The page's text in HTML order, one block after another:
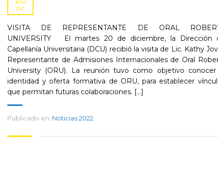
DIC
VISITA DE REPRESENTANTE DE ORAL
UNIVERSITY El martes 20 de diciembre, la Dirección
Capellanía Universitaria (DCU) recibió la visita de Lic. Kathy
Representante de Admisiones Internacionales de Oral
University (ORU). La reunión tuvo como objetivo
identidad y oferta formativa de ORU, para establecer
que permitan futuras colaboraciones. [...]
Publicado en: Noticias 2022